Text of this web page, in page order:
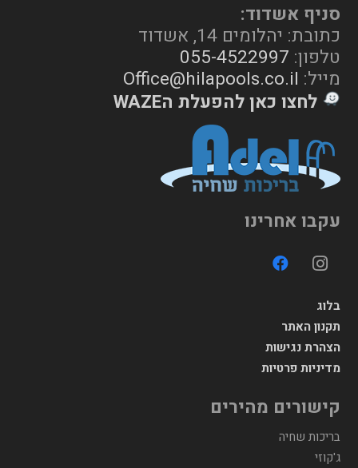
סניף אשדוד:
כתובת: יהלומים 14, אשדוד
טלפון: 055-4522997
מייל: Office@hilapools.co.il
לחצו כאן להפעלת הWAZE
עקבו אחרינו
בלוג
תקנון האתר
הצהרת נגישות
מדיניות פרטיות
קישורים מהירים
בריכות שחיה
ג'קוזי